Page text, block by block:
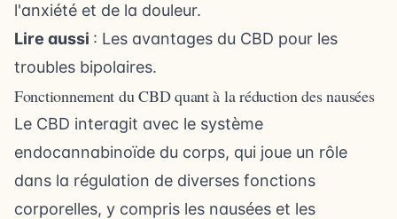
l'anxiété et de la douleur.
Lire aussi : Les avantages du CBD pour les
troubles bipolaires.
Fonctionnement du CBD quant à la réduction des nausées
Le CBD interagit avec le système
endocannabinoïde du corps, qui joue un rôle
dans la régulation de diverses fonctions
corporelles, y compris les nausées et les